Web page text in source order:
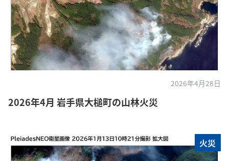
2026年4月28日
2026年4月 岩手県大槌町の山林火災
火災